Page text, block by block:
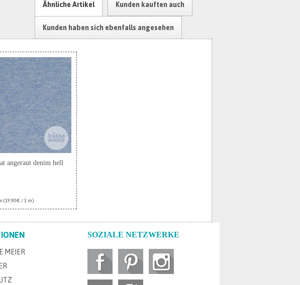
Ähnliche Artikel Kunden kauften auch
Kunden haben sich ebenfalls angesehen
angeraut denim hell
(19,90 € / 1 m)
MEIER
SOZIALE NETZWERKE